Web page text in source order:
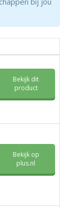
Bekijk dit
product
Bekijk op
plus.nl